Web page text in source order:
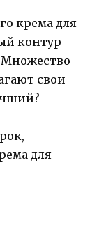
крема для
контур
Множество
свои
для